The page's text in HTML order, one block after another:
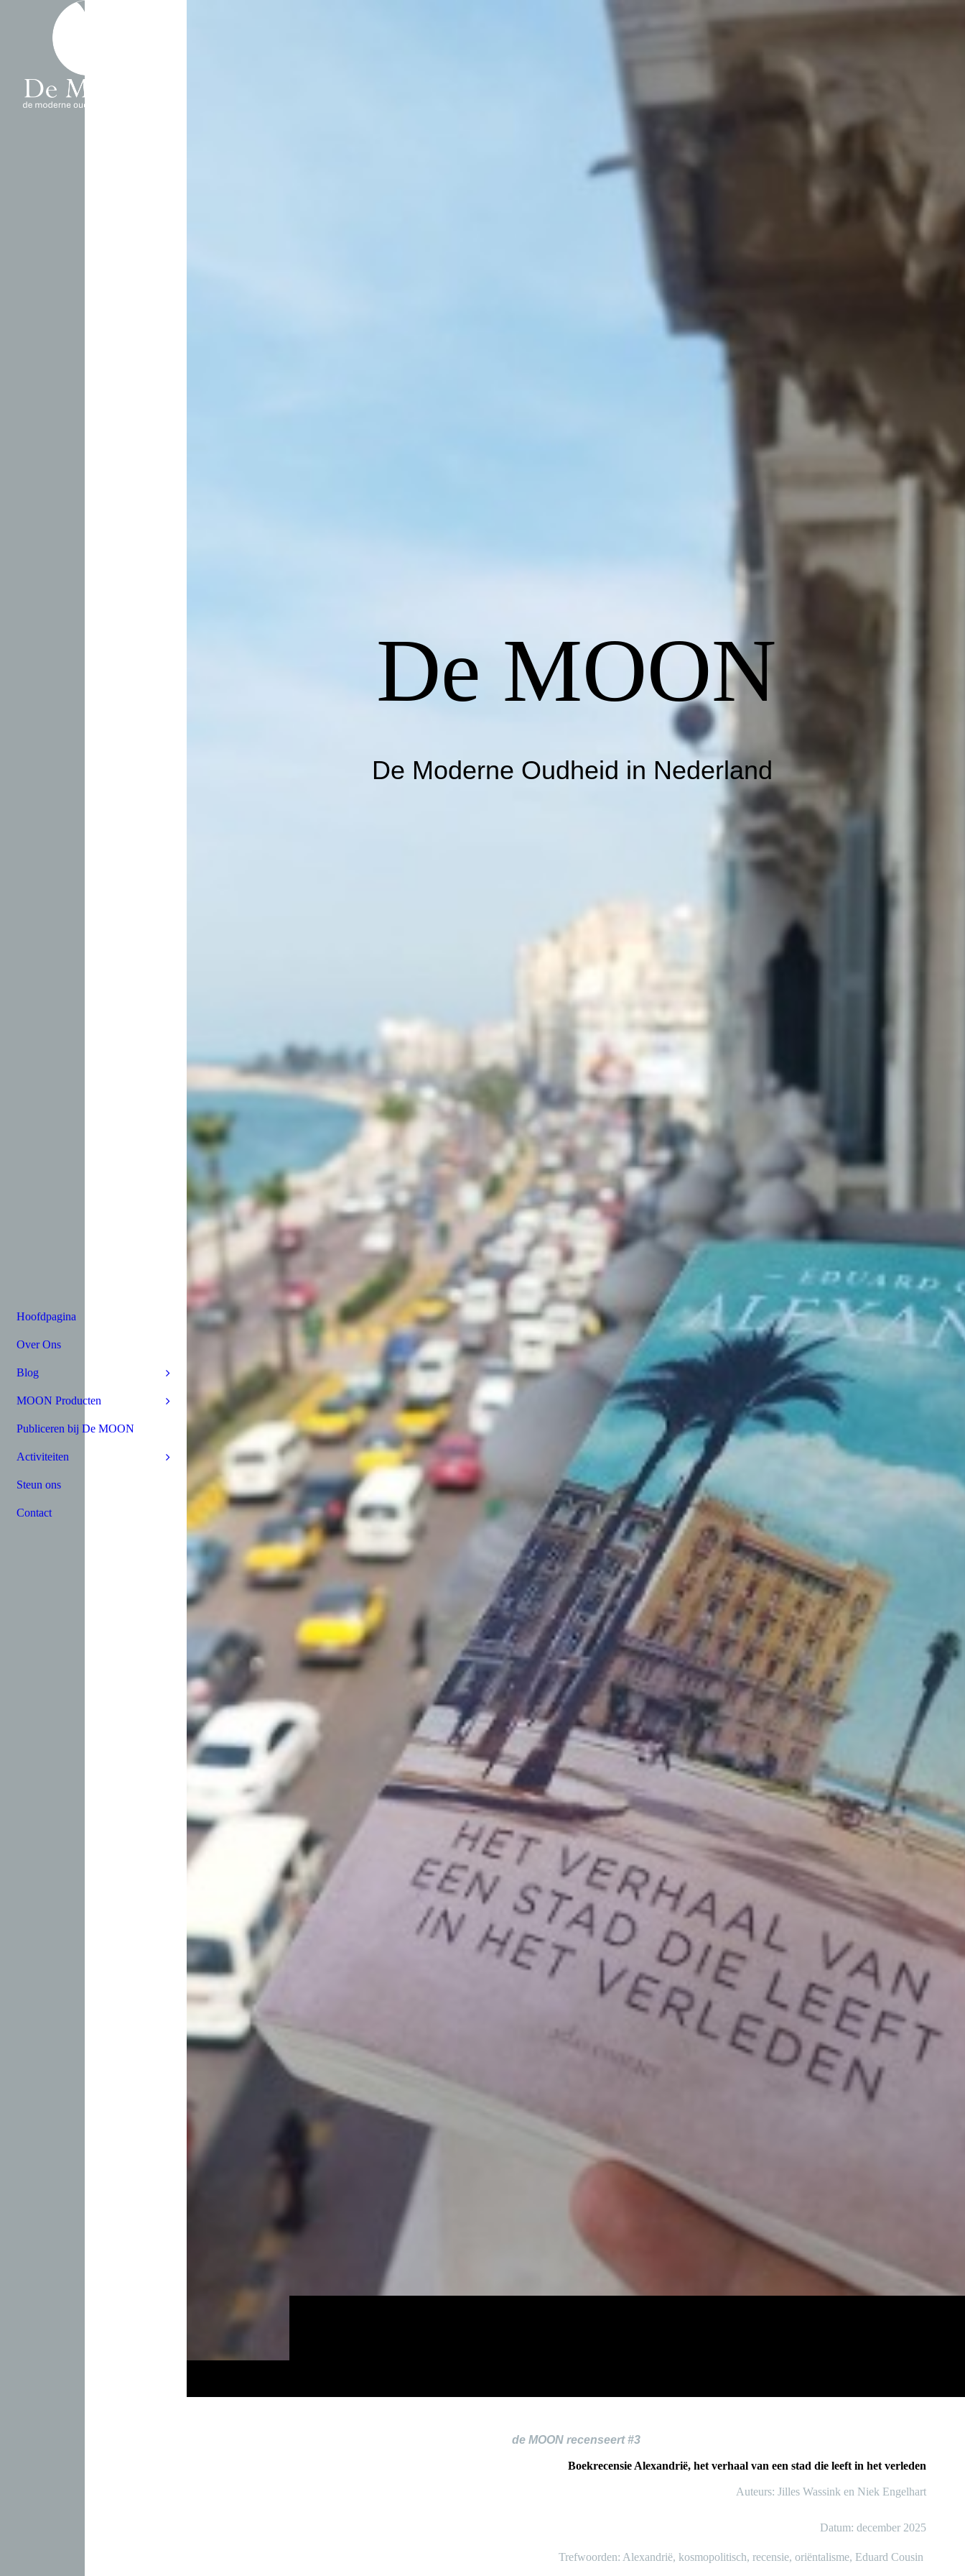
De MOON
De Moderne Oudheid in Nederland
de MOON recenseert #3
Boekrecensie Alexandrië, het verhaal van een stad die leeft in het verleden
Auteurs: Jilles Wassink en Niek Engelhart
Datum: december 2025
Trefwoorden: Alexandrië, kosmopolitisch, recensie, oriëntalisme, Eduard Cousin
Hoofdpagina
Over Ons
Blog
MOON Producten
Publiceren bij De MOON
Activiteiten
Steun ons
Contact